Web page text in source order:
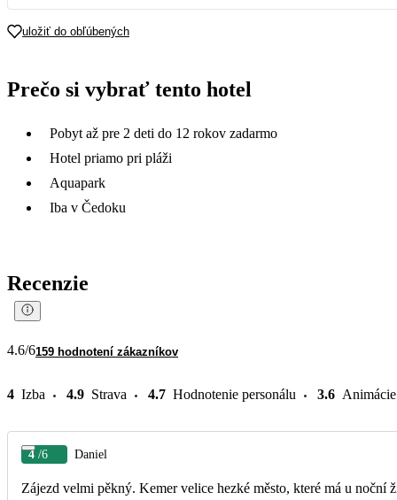
uložiť do obľúbených
Prečo si vybrať tento hotel
Pobyt až pre 2 deti do 12 rokov zadarmo
Hotel priamo pri pláži
Aquapark
Iba v Čedoku
Recenzie
4.6/6159 hodnotení zákazníkov
4 Izba 4.9 Strava 4.7 Hodnotenie personálu 3.6 Animácie
4 /6 Daniel
Zájezd velmi pěkný. Kemer velice hezké město, které má u noční